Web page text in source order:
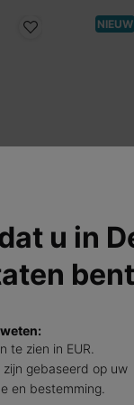
NIEUW
Een
30 ml
u in
bent
te zien in EUR.
gebaseerd op uw
en bestemming.